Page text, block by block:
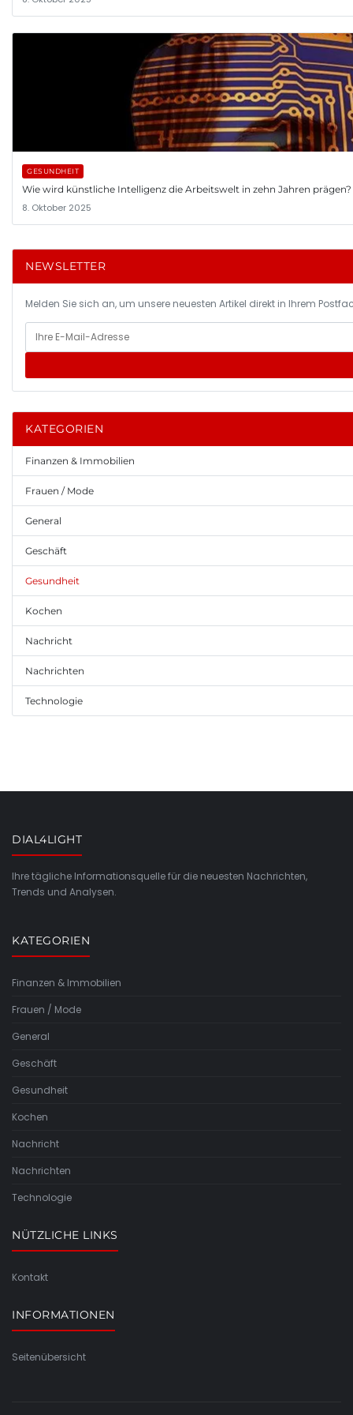
GESUNDHEIT
Wie wird künstliche Intelligenz die Arbeitswelt in zehn Jahren prägen?
8. Oktober 2025
NEWSLETTER
Melden Sie sich an, um unsere neuesten Artikel direkt in Ihrem
KATEGORIEN
Finanzen & Immobilien
Frauen / Mode
General
Geschäft
Gesundheit
Kochen
Nachricht
Nachrichten
Technologie
DIAL4LIGHT
Ihre tägliche Informationsquelle für die neuesten Nachrichten,
Trends und Analysen.
KATEGORIEN
Finanzen & Immobilien
Frauen / Mode
General
Geschäft
Gesundheit
Kochen
Nachricht
Nachrichten
Technologie
NÜTZLICHE LINKS
Kontakt
INFORMATIONEN
Seitenübersicht